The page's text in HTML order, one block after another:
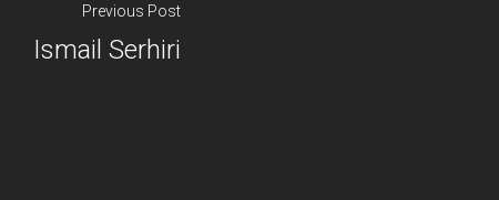
Previous Post
Ismail Serhiri